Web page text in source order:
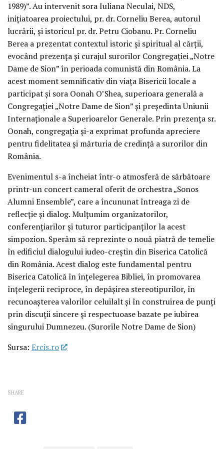
1989)”. Au intervenit sora Iuliana Neculai, NDS,
inițiatoarea proiectului, pr. dr. Corneliu Berea, autorul
lucrării, și istoricul pr. dr. Petru Ciobanu. Pr. Corneliu
Berea a prezentat contextul istoric și spiritual al cărții,
evocând prezența și curajul surorilor Congregației „Notre
Dame de Sion” în perioada comunistă din România. La
acest moment semnificativ din viața Bisericii locale a
participat și sora Oonah O’Shea, superioara generală a
Congregației „Notre Dame de Sion” și președinta Uniunii
Internaționale a Superioarelor Generale. Prin prezența sr.
Oonah, congregația și-a exprimat profunda apreciere
pentru fidelitatea și mărturia de credință a surorilor din
România.
Evenimentul s-a încheiat într-o atmosferă de sărbătoare
printr-un concert cameral oferit de orchestra „Sonos
Alumni Ensemble”, care a încununat întreaga zi de
reflecție și dialog. Mulțumim organizatorilor,
conferențiarilor și tuturor participanților la acest
simpozion. Sperăm să reprezinte o nouă piatră de temelie
în edificiul dialogului iudeo-creștin din Biserica Catolică
din România. Acest dialog este fundamental pentru
Biserica Catolică în înțelegerea Bibliei, în promovarea
înțelegerii reciproce, în depășirea stereotipurilor, în
recunoașterea valorilor celuilalt și în construirea de punți
prin discuții sincere și respectuoase bazate pe iubirea
singurului Dumnezeu. (Surorile Notre Dame de Sion)
Sursa: Ercis.ro
SHARE